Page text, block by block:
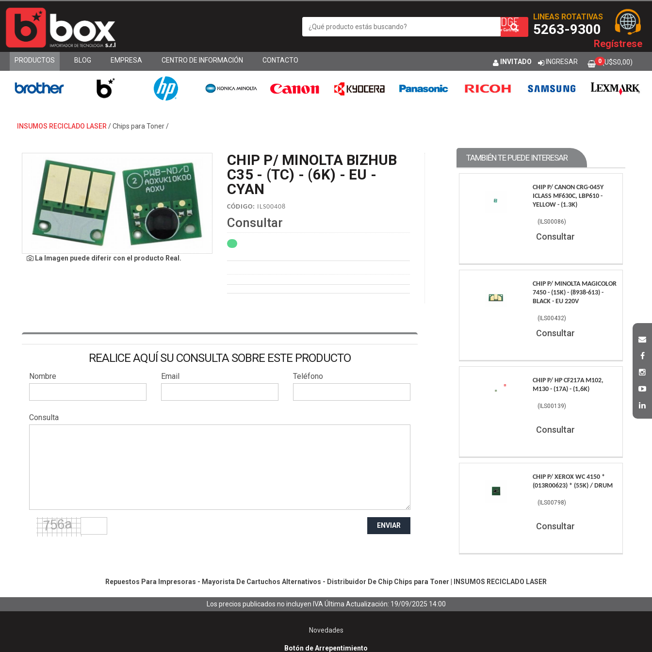
INVITADO INGRESAR 0 (U$S0,00)
PRODUCTOS BLOG EMPRESA CENTRO DE INFORMACIÓN CONTACTO
LINEAS ROTATIVAS
5263-9300
Regístrese
INSUMOS RECICLADO LASER /Chips para Toner/
La Imagen puede diferir con el producto Real.
CHIP P/ MINOLTA BIZHUB
C35 - (TC) - (6K) - EU -
CYAN
CÓDIGO: ILS00408
Consultar
REALICE AQUÍ SU CONSULTA SOBRE ESTE PRODUCTO
Nombre Email Teléfono
Consulta
ENVIAR
TAMBIÉN TE PUEDE INTERESAR
CHIP P/ CANON CRG-045Y
ICLASS MF630C, LBP610 -
YELLOW - (1.3K)
( ILS00086)
Consultar
CHIP P/ MINOLTA MAGICOLOR
7450 - (15K) - (8938-613) -
BLACK - EU 220V
( ILS00432)
Consultar
CHIP P/ HP CF217A M102,
M130 - (17A) - (1,6K)
( ILS00139)
Consultar
CHIP P/ XEROX WC 4150 *
(013R00623) * (55K) / DRUM
( ILS00798)
Consultar
Repuestos Para Impresoras - Mayorista De Cartuchos Alternativos - Distribuidor De Chip Chips para Toner INSUMOS RECICLADO LASER
Los precios publicados no incluyen IVA Última Actualización: 19/09/2025 14:00
Novedades
Botón de Arrepentimiento